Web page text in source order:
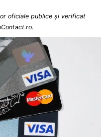
oficiale publice și verificat